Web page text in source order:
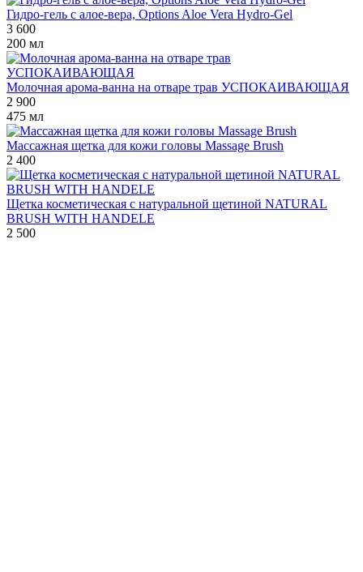
Гидро-гель с алое-вера, Options Aloe Vera Hydro-Gel
3 600
200 мл
Молочная арома-ванна на отваре трав УСПОКАИВАЮЩАЯ
2 900
475 мл
Массажная щетка для кожи головы Massage Brush
2 400
Щетка косметическая с натуральной щетиной NATURAL
BRUSH WITH HANDELE
2 500